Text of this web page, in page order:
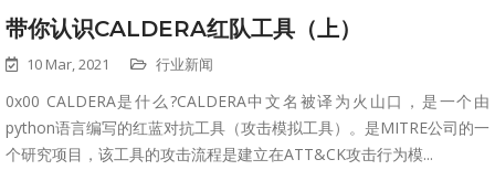
带你认识CALDERA红队工具（上）
10 Mar, 2021 行业新闻
0x00 CALDERA是什么?CALDERA中文名被译为火山口，是一个由
python语言编写的红蓝对抗工具（攻击模拟工具）。是MITRE公司的一
个研究项目，该工具的攻击流程是建立在ATT&CK攻击行为模...